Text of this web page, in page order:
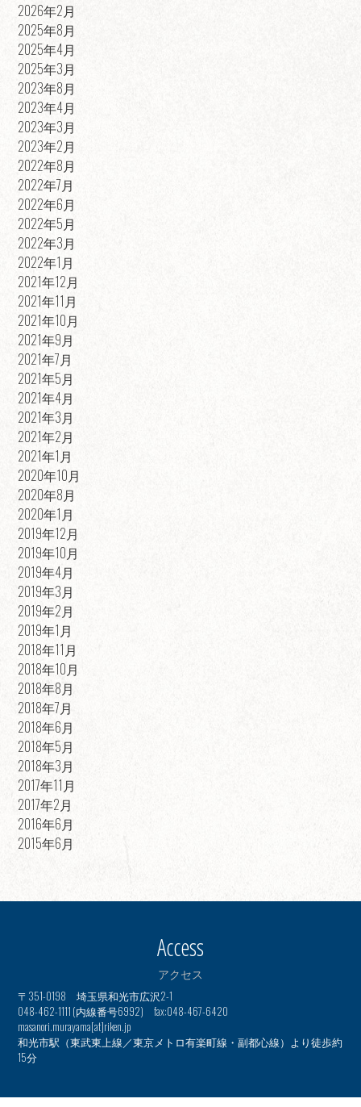
2026年2月
2025年8月
2025年4月
2025年3月
2023年8月
2023年4月
2023年3月
2023年2月
2022年8月
2022年7月
2022年6月
2022年5月
2022年3月
2022年1月
2021年12月
2021年11月
2021年10月
2021年9月
2021年7月
2021年5月
2021年4月
2021年3月
2021年2月
2021年1月
2020年10月
2020年8月
2020年1月
2019年12月
2019年10月
2019年4月
2019年3月
2019年2月
2019年1月
2018年11月
2018年10月
2018年8月
2018年7月
2018年6月
2018年5月
2018年3月
2017年11月
2017年2月
2016年6月
2015年6月
Access
アクセス
〒351-0198 埼玉県和光市広沢2-1
048-462-1111 (内線番号6992) fax:048-467-6420
masanori.murayama[at]riken.jp
和光市駅（東武東上線／東京メトロ有楽町線・副都心線）より徒歩約
15分